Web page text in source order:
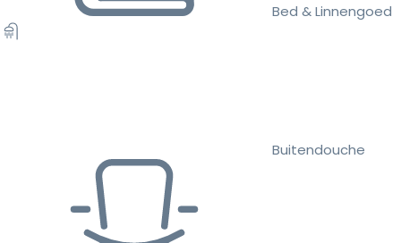
Bed & Linnengoed
Buitendouche